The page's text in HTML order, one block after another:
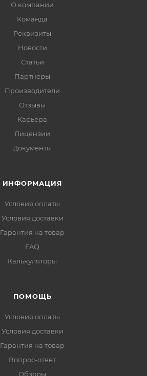
О компании
Команда
Реквизиты
Новости
Статьи
Партнеры
Производители
Отзывы
Карьера
Лицензии
Документы
ИНФОРМАЦИЯ
Условия оплаты
Условия доставки
Гарантия на товар
FAQ
Калькуляторы
ПОМОЩЬ
Условия оплаты
Условия доставки
Гарантия на товар
Вопрос-ответ
Обзоры